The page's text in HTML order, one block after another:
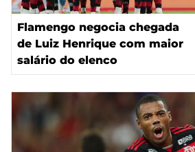
Flamengo negocia chegada
de Luiz Henrique com maior
salário do elenco